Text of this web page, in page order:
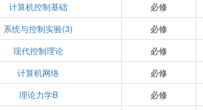
计算机控制基础 必修
系统与控制实验(3) 必修
现代控制理论 必修
计算机网络 必修
理论力学B 必修